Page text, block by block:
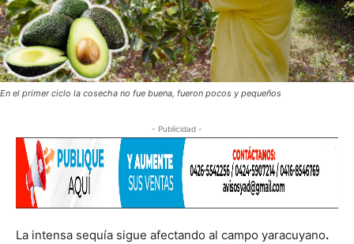
En el primer ciclo la cosecha no fue buena, fueron pocos y pequeños
- Publicidad -
La intensa sequía sigue afectando al campo yaracuyano.